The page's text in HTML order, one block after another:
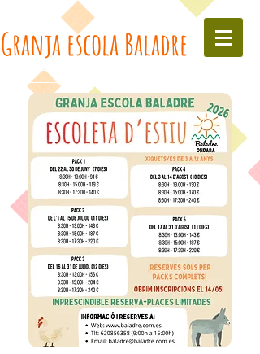
Granja escola Baladre